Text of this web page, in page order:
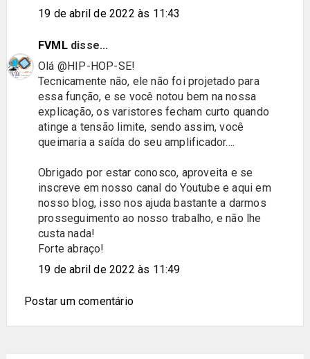
19 de abril de 2022 às 11:43
FVMLdisse...
Olá @HIP-HOP-SE!
Tecnicamente não, ele não foi projetado para
essa função, e se você notou bem na nossa
explicação, os varistores fecham curto quando
atinge a tensão limite, sendo assim, você
queimaria a saída do seu amplificador....
Obrigado por estar conosco, aproveita e se
inscreve em nosso canal do Youtube e aqui em
nosso blog, isso nos ajuda bastante a darmos
prosseguimento ao nosso trabalho, e não lhe
custa nada!
Forte abraço!
19 de abril de 2022 às 11:49
Postar um comentário